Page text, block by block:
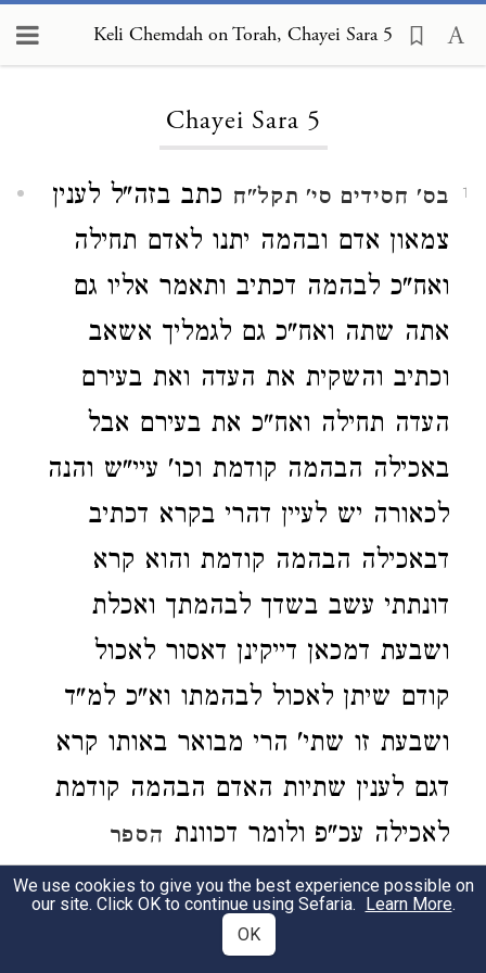
Keli Chemdah on Torah, Chayei Sara 5
Chayei Sara 5
1 בס' חסידים סי' תקל"ח כתב בזה"ל לענין
צמאון אדם ובהמה יתנו לאדם תחילה
ואח"כ לבהמה דכתיב ותאמר אליו גם
אתה שתה ואח"כ גם לגמליך אשאב
וכתיב והשקית את העדה ואת בעירם
העדה תחילה ואח"כ את בעירם אבל
באכילה הבהמה קודמת וכו' עיי"ש והנה
לכאורה יש לעיין דהרי בקרא דכתיב
דבאכילה הבהמה קודמת והוא קרא
דונתתי עשב בשדך לבהמתך ואכלת
ושבעת דמכאן דייקינן דאסור לאכול
קודם שיתן לאכול לבהמתו וא"כ למ"ד
ושבעת זו שתי' הרי מבואר באותו קרא
דגם לענין שתיות האדם הבהמה קודמת
לאכילה עכ"פ ולומר דכוונת הספר
חסידיםבאמת כן הוא דרק בשתיות אדם
ובהמה האדם קודם אבל אכילת בהמה
We use cookies to give you the best experience possible on
our site. Click OK to continue using Sefaria. Learn More.
OK